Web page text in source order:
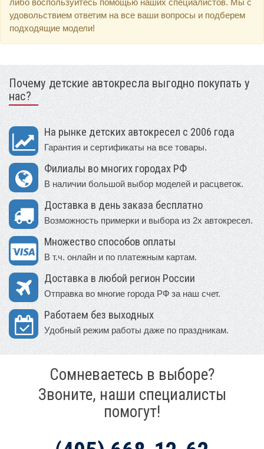
либо воспользуйтесь помощью наших специалистов. Мы с
удовольствием ответим на все ваши вопросы и подберем
подходящие модели!
Почему детские автокресла выгодно покупать у
нас?
На рынке детских автокресел с 2006 года
Гарантия и сертификаты на все товары.
Филиалы во многих городах РФ
В наличии большой выбор моделей и расцветок.
Доставка в день заказа бесплатно
Возможность примерки и выбора из 2х автокресел.
Множество способов оплаты
В т.ч. онлайн и по платежным картам.
Доставка в любой регион России
Отправка во многие города РФ за наш счет.
Работаем без выходных
Удобный режим работы даже по праздникам.
Сомневаетесь в выборе?
Звоните, наши специалисты
помогут!